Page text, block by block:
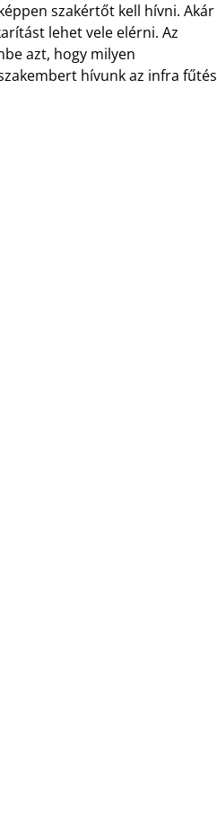
szakértőt kell hívni. Akár
lehet vele elérni. Az
azt, hogy milyen
hívunk az infra fűtés